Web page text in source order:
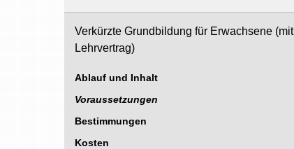
Verkürzte Grundbildung für Erwachsene (mit
Lehrvertrag)
Ablauf und Inhalt
Voraussetzungen
Bestimmungen
Kosten